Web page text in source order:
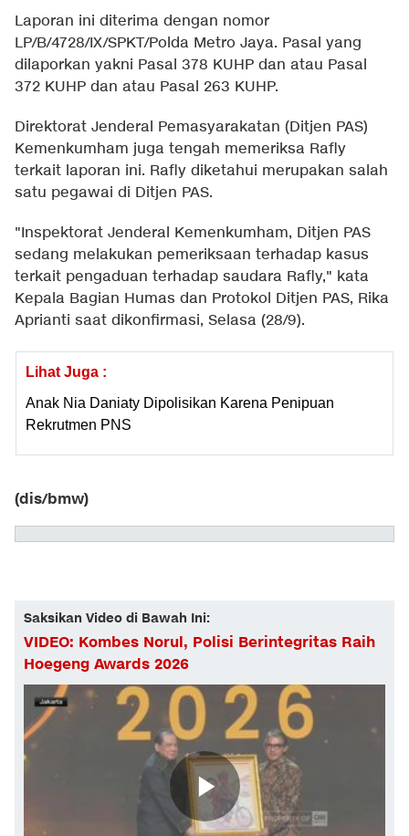
Laporan ini diterima dengan nomor
LP/B/4728/IX/SPKT/Polda Metro Jaya. Pasal yang
dilaporkan yakni Pasal 378 KUHP dan atau Pasal
372 KUHP dan atau Pasal 263 KUHP.
Direktorat Jenderal Pemasyarakatan (Ditjen PAS)
Kemenkumham juga tengah memeriksa Rafly
terkait laporan ini. Rafly diketahui merupakan salah
satu pegawai di Ditjen PAS.
"Inspektorat Jenderal Kemenkumham, Ditjen PAS
sedang melakukan pemeriksaan terhadap kasus
terkait pengaduan terhadap saudara Rafly," kata
Kepala Bagian Humas dan Protokol Ditjen PAS, Rika
Aprianti saat dikonfirmasi, Selasa (28/9).
Lihat Juga :
Anak Nia Daniaty Dipolisikan Karena Penipuan
Rekrutmen PNS
(dis/bmw)
Saksikan Video di Bawah Ini:
VIDEO: Kombes Norul, Polisi Berintegritas Raih
Hoegeng Awards 2026